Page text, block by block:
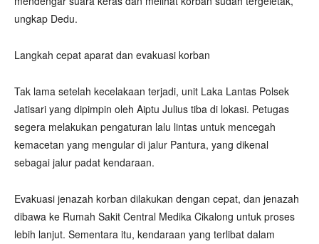
ungkap Dedu.
Langkah cepat aparat dan evakuasi korban
Tak lama setelah kecelakaan terjadi, unit Laka Lantas Polsek
Jatisari yang dipimpin oleh Aiptu Julius tiba di lokasi. Petugas
segera melakukan pengaturan lalu lintas untuk mencegah
kemacetan yang mengular di jalur Pantura, yang dikenal
sebagai jalur padat kendaraan.
Evakuasi jenazah korban dilakukan dengan cepat, dan jenazah
dibawa ke Rumah Sakit Central Medika Cikalong untuk proses
lebih lanjut. Sementara itu, kendaraan yang terlibat dalam